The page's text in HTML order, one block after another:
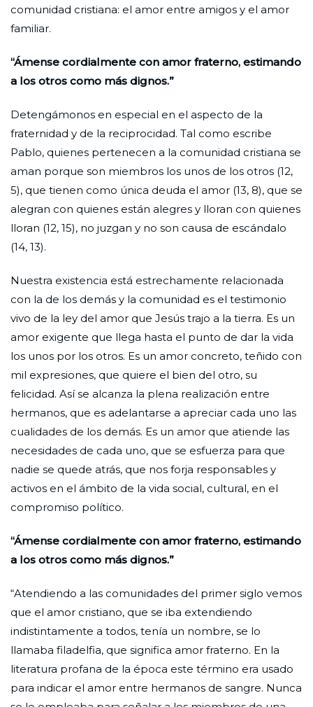
comunidad cristiana: el amor entre amigos y el amor
familiar.
“Ámense cordialmente con amor fraterno, estimando
a los otros como más dignos.”
Detengámonos en especial en el aspecto de la
fraternidad y de la reciprocidad. Tal como escribe
Pablo, quienes pertenecen a la comunidad cristiana se
aman porque son miembros los unos de los otros (12,
5), que tienen como única deuda el amor (13, 8), que se
alegran con quienes están alegres y lloran con quienes
lloran (12, 15), no juzgan y no son causa de escándalo
(14, 13).
Nuestra existencia está estrechamente relacionada
con la de los demás y la comunidad es el testimonio
vivo de la ley del amor que Jesús trajo a la tierra. Es un
amor exigente que llega hasta el punto de dar la vida
los unos por los otros. Es un amor concreto, teñido con
mil expresiones, que quiere el bien del otro, su
felicidad. Así se alcanza la plena realización entre
hermanos, que es adelantarse a apreciar cada uno las
cualidades de los demás. Es un amor que atiende las
necesidades de cada uno, que se esfuerza para que
nadie se quede atrás, que nos forja responsables y
activos en el ámbito de la vida social, cultural, en el
compromiso político.
“Ámense cordialmente con amor fraterno, estimando
a los otros como más dignos.”
“Atendiendo a las comunidades del primer siglo vemos
que el amor cristiano, que se iba extendiendo
indistintamente a todos, tenía un nombre, se lo
llamaba filadelfia, que significa amor fraterno. En la
literatura profana de la época este término era usado
para indicar el amor entre hermanos de sangre. Nunca